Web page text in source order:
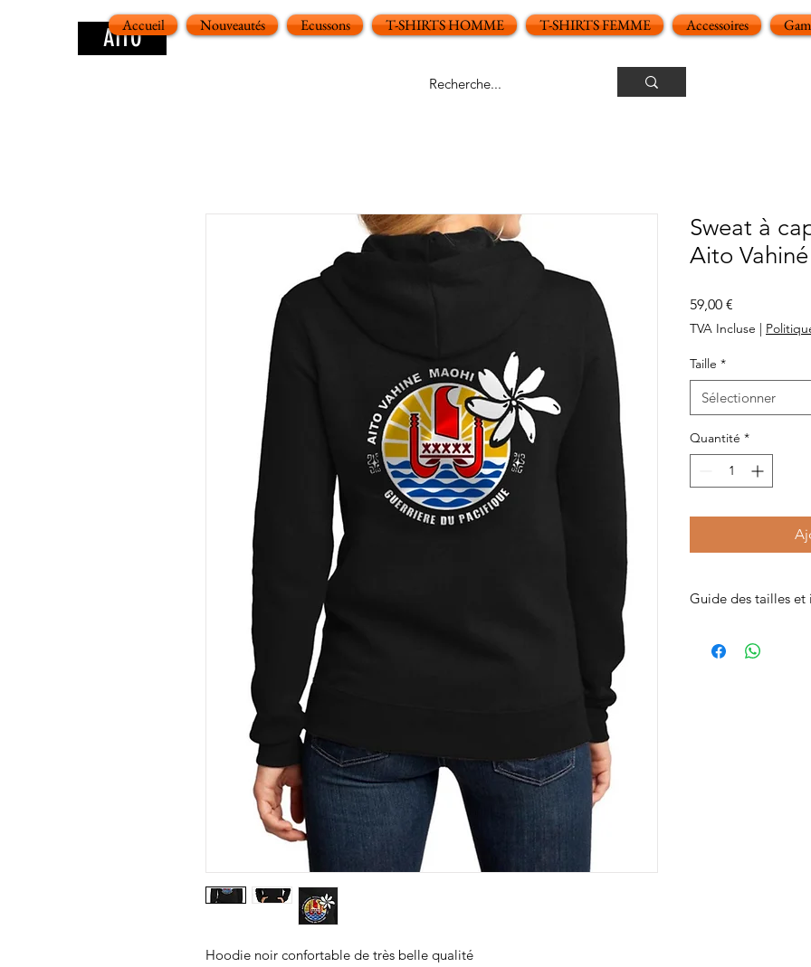
AITOAccueil Nouveautés Ecussons T-SHIRTS HOMME T-SHIRTS FEMME Accessoires
Hoodie noir confortable de très belle qualité
Sweat à
Aito
59,00 €
TVA Incluse |
Taille *
Sélectionner
Quantité *
Guide des tailles et
Prenez 2 tailles au